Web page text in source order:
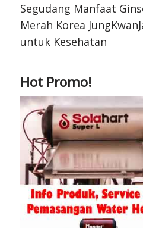
Segudang Manfaat
Merah Korea
untuk Kesehatan
Hot Promo!